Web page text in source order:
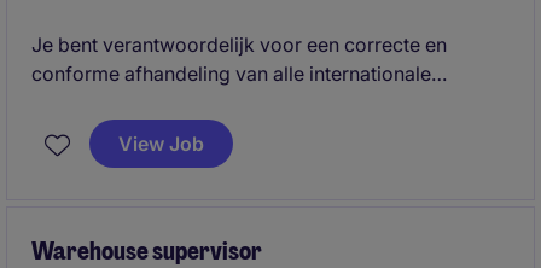
Je bent verantwoordelijk voor een correcte en
conforme afhandeling van alle internationale
luchttransport) en zorg je ervoor dat alle douane- en
handelsprocessen vlot verlopen. Je combineert
en een optimale samenwerking met interne en
View Job
Warehouse supervisor